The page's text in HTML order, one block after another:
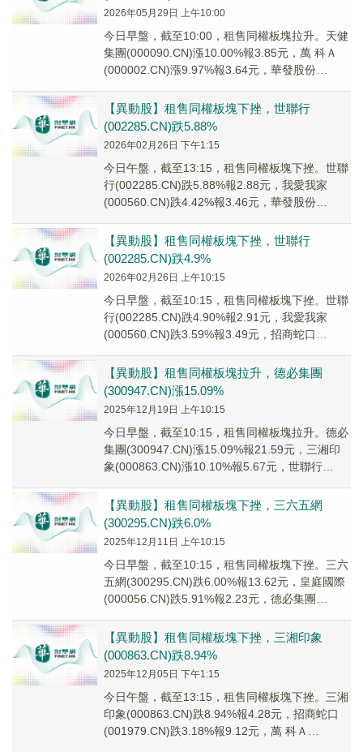
2026年05月29日 上午10:00
今日早盤，截至10:00，租售同權板塊拉升。天健
集團(000090.CN)漲10.00%報3.85元，萬 科Ａ
(000002.CN)漲9.97%報3.64元，華發股份
【異動股】租售同權板塊下挫，世聯行
(002285.CN)跌5.88%
2026年02月26日 下午1:15
今日午盤，截至13:15，租售同權板塊下挫。世聯
行(002285.CN)跌5.88%報2.88元，我愛我家
(000560.CN)跌4.42%報3.46元，華發股份
【異動股】租售同權板塊下挫，世聯行
(002285.CN)跌4.9%
2026年02月26日 上午10:15
今日早盤，截至10:15，租售同權板塊下挫。世聯
行(002285.CN)跌4.90%報2.91元，我愛我家
(000560.CN)跌3.59%報3.49元，招商蛇口
【異動股】租售同權板塊拉升，德必集團
(300947.CN)漲15.09%
2025年12月19日 上午10:15
今日早盤，截至10:15，租售同權板塊拉升。德必
集團(300947.CN)漲15.09%報21.59元，三湘印
象(000863.CN)漲10.10%報5.67元，世聯行
【異動股】租售同權板塊下挫，三六五網
(300295.CN)跌6.0%
2025年12月11日 上午10:15
今日早盤，截至10:15，租售同權板塊下挫。三六
五網(300295.CN)跌6.00%報13.62元，皇庭國際
(000056.CN)跌5.91%報2.23元，德必集團
【異動股】租售同權板塊下挫，三湘印象
(000863.CN)跌8.94%
2025年12月05日 下午1:15
今日午盤，截至13:15，租售同權板塊下挫。三湘
印象(000863.CN)跌8.94%報4.28元，招商蛇口
(001979.CN)跌3.18%報9.12元，萬 科Ａ